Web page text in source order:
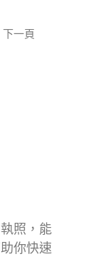
下一頁
照，能
你快速